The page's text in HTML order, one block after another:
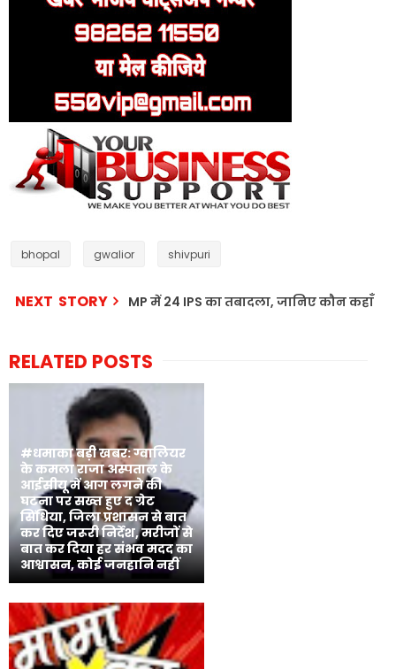
bhopal gwalior shivpuri
NEXT STORY MP में 24 IPS का तबादला, जानिए कौन कहाँ
RELATED POSTS
#धमाका बड़ी खबर: ग्वालियर
के कमला राजा अस्पताल के
आईसीयू में आग लगने की
घटना पर सख्त हुए द ग्रेट
सिंधिया, जिला प्रशासन से बात
कर दिए जरूरी निर्देश, मरीजों से
बात कर दिया हर संभव मदद का
आश्वासन, कोई जनहानि नहीं